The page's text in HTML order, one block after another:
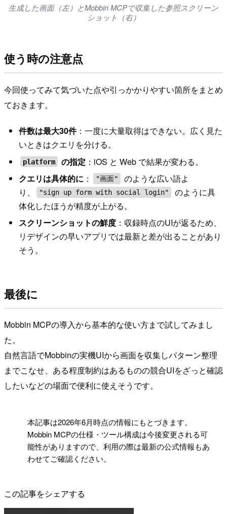
生成した画面（左）とMobbin MCPで収集した参照スクリーン
ショット（右）
使う時の注意点
今回使ってみて気づいた点や引っかかりやすい箇所をまとめ
ておきます。
件数は最大30件：一度に大量取得はできない。広く見た
いときはクエリを分ける。
platform の指定 ：iOS と Web で結果が変わる。
クエリは具体的に ： "画面"
のような広い語よ
り、
"sign up form with social login"
のように具
体化したほうが精度が上がる。
スクリーンショットの鮮度：収録時点のUIが返るため、
リデザインの早いアプリでは最新と差が出ることがあり
そう。
最後に
Mobbin MCPの導入から基本的な使い方まで試してみまし
た。
自然言語でMobbinの実機UIから画面を収集しパターン整理
までこなせ、ある程度制約はあるものの競合UIをざっと確認
したいなどの場面で便利に使えそうです。
本記事は2026年6月時点の情報にもとづきます。
Mobbin MCPの仕様・ツール構成は今後変更される可
能性がありますので、利用の際は最新の公式情報もあ
わせてご確認ください。
この記事をシェアする